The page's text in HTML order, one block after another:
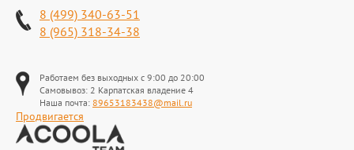
8 (499) 340-63-51
8 (965) 318-34-38
Работаем без выходных с 9:00 до 20:00
Самовывоз: 2 Карпатская владение 4
Наша почта: 89653183438@mail.ru
Продвигается